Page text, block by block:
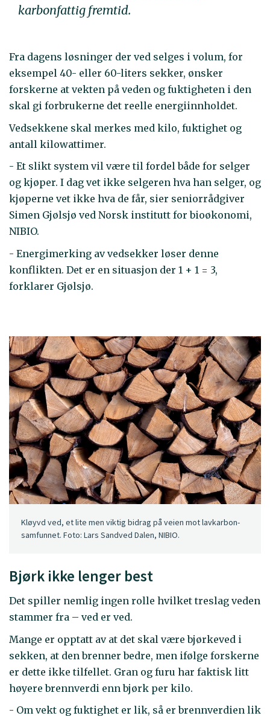
karbonfattig fremtid.
Fra dagens løsninger der ved selges i volum, for
eksempel 40- eller 60-liters sekker, ønsker
forskerne at vekten på veden og fuktigheten i den
skal gi forbrukerne det reelle energiinnholdet.
Vedsekkene skal merkes med kilo, fuktighet og
antall kilowattimer.
- Et slikt system vil være til fordel både for selger
og kjøper. I dag vet ikke selgeren hva han selger, og
kjøperne vet ikke hva de får, sier seniorrådgiver
Simen Gjølsjø ved Norsk institutt for bioøkonomi,
NIBIO.
- Energimerking av vedsekker løser denne
konflikten. Det er en situasjon der 1 + 1 = 3,
forklarer Gjølsjø.
Kløyvd ved, et lite men viktig bidrag på veien mot lavkarbon-
samfunnet. Foto: Lars Sandved Dalen, NIBIO.
Bjørk ikke lenger best
Det spiller nemlig ingen rolle hvilket treslag veden
stammer fra – ved er ved.
Mange er opptatt av at det skal være bjørkeved i
sekken, at den brenner bedre, men ifølge forskerne
er dette ikke tilfellet. Gran og furu har faktisk litt
høyere brennverdi enn bjørk per kilo.
- Om vekt og fuktighet er lik, så er brennverdien lik